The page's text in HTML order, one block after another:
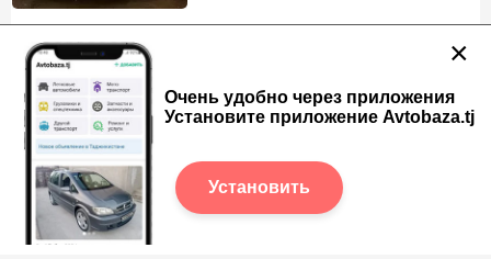
×
Очень удобно через приложения
Установите приложение Avtobaza.tj
Установить
20 000 c.
Мошин дар холати хуб карор
электра люк хай кондиционер хай
харидори аник тел кунад, Газ-
бензин, Механика, Седан
10 июля